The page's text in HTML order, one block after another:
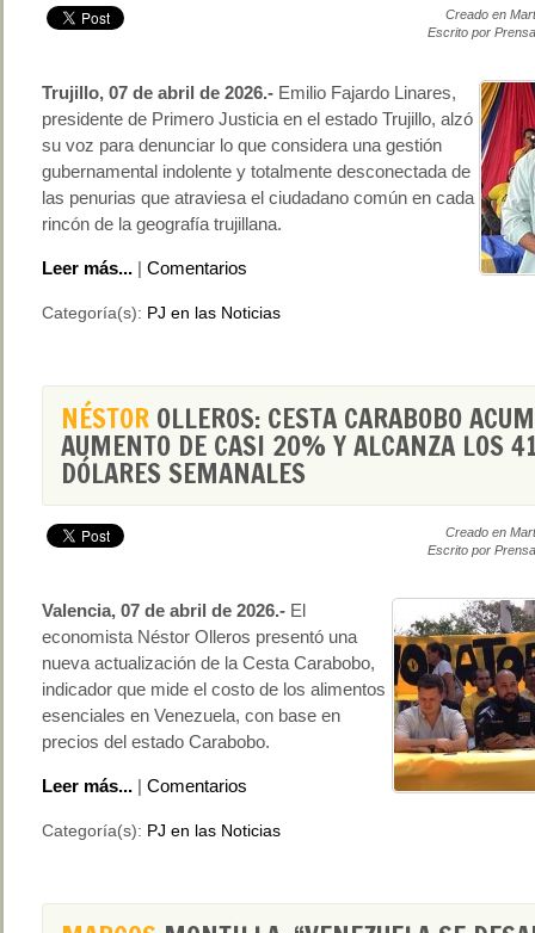
Creado en
Escrito por
Trujillo, 07 de abril de 2026.- Emilio Fajardo Linares,
presidente de Primero Justicia en el estado Trujillo, alzó
su voz para denunciar lo que considera una gestión
gubernamental indolente y totalmente desconectada de
las penurias que atraviesa el ciudadano común en cada
rincón de la geografía trujillana.
Leer más... | Comentarios
Categoría(s): PJ en las Noticias
NÉSTOR OLLEROS: CESTA CARABOBO
AUMENTO DE CASI 20% Y ALCANZA LOS
DÓLARES SEMANALES
Creado en
Escrito por
Valencia, 07 de abril de 2026.- El
economista Néstor Olleros presentó una
nueva actualización de la Cesta Carabobo,
indicador que mide el costo de los alimentos
esenciales en Venezuela, con base en
precios del estado Carabobo.
Leer más... | Comentarios
Categoría(s): PJ en las Noticias